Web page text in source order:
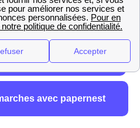
avec papernest